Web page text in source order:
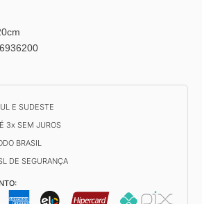
E SUDESTE
3x SEM JUROS
BRASIL
DE SEGURANÇA